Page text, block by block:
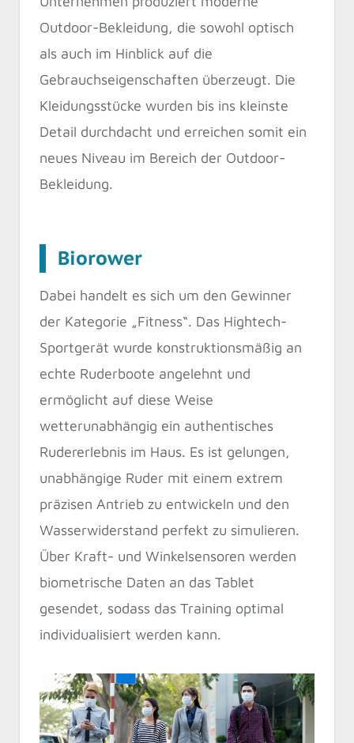
Outdoor-Bekleidung, die sowohl optisch
als auch im Hinblick auf die
Gebrauchseigenschaften überzeugt. Die
Kleidungsstücke wurden bis ins kleinste
Detail durchdacht und erreichen somit ein
neues Niveau im Bereich der Outdoor-
Bekleidung.
Biorower
Dabei handelt es sich um den Gewinner
der Kategorie „Fitness“. Das Hightech-
Sportgerät wurde konstruktionsmäßig an
echte Ruderboote angelehnt und
ermöglicht auf diese Weise
wetterunabhängig ein authentisches
Rudererlebnis im Haus. Es ist gelungen,
unabhängige Ruder mit einem extrem
präzisen Antrieb zu entwickeln und den
Wasserwiderstand perfekt zu simulieren.
Über Kraft- und Winkelsensoren werden
biometrische Daten an das Tablet
gesendet, sodass das Training optimal
individualisiert werden kann.